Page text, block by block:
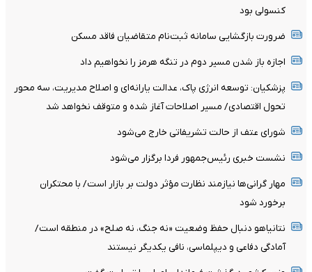
کنسولی بود
ضرورت بازگشایی سامانه ثبت‌نام متقاضیان فاقد مسکن
اجازه باز شدن مسیر دوم در تنگه هرمز را نخواهیم داد
پزشکیان: توسعه انرژی پاک، عدالت یارانه‌ای و اصلاح مدیریت، سه محور
تحول اقتصادی/ مسیر اصلاحات آغاز شده و متوقف نخواهد شد
شورای عتف از حالت تشریفاتی خارج می‌شود
نشست خبری رئیس‌جمهور فردا برگزار می‌شود
مهار گرانی‌ها نیازمند نظارت مؤثر دولت بر بازار است/ با محتکران
برخورد شود
نتانیاهو دنبال حفظ وضعیت «نه جنگ، نه صلح» در منطقه است/
آمادگی دفاعی و دیپلماسی، نافی یکدیگر نیستند